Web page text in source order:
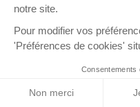
notre site.
Pour modifier vos
'Préférences de cookies'
Consentements
Non merci
Mauvaises
pratiques
Principe du
respecté